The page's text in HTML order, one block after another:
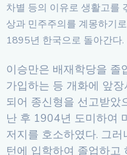
차별 등의 이유로 생활고를
상과 민주주의를 계몽하기
1895년 한국으로 돌아간다.
이승만은 배재학당을 졸
가입하는 등 개화에 앞
되어 종신형을 선고받았
난 후 1904년 도미하여
저지를 호소하였다. 그
턴에 입학하여 졸업하고